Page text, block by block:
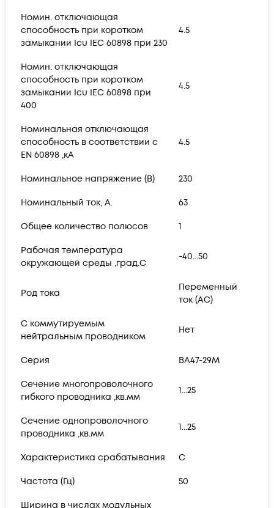
Номин. отключающая
способность при коротком
замыкании Icu IEC 60898 при 230
4.5
Номин. отключающая
способность при коротком
замыкании Icu IEC 60898 при
400
4.5
Номинальная отключающая
способность в соответствии с
EN 60898 ,кА
4.5
Номинальное напряжение (В) 230
Номинальный ток, А. 63
Общее количество полюсов 1
Рабочая температура
окружающей среды ,град.C
-40...50
Род тока
Переменный
ток (AC)
С коммутируемым
нейтральным проводником
Нет
Серия ВА47-29M
Сечение многопроволочного
гибкого проводника ,кв.мм
1...25
Сечение однопроволочного
проводника ,кв.мм
1...25
Характеристика срабатывания C
Частота (Гц) 50
Ширина в числах модульных